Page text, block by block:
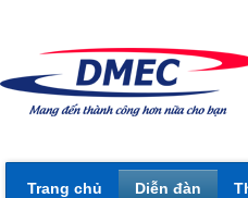
Trang chủ Diễn đàn